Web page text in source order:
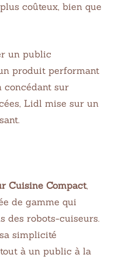
coûteux, bien que
un public
produit performant
concédant sur
Lidl mise sur un
Cuisine Compact,
de gamme qui
des robots-cuiseurs.
simplicité
tout à un public à la